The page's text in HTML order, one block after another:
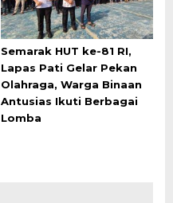
Semarak HUT ke-81 RI,
Lapas Pati Gelar Pekan
Olahraga, Warga Binaan
Antusias Ikuti Berbagai
Lomba